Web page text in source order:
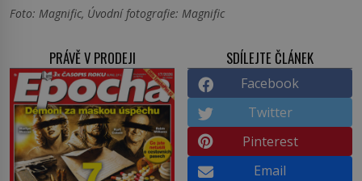
Foto: Magnific, Úvodní fotografie: Magnific
PRÁVĚ V PRODEJI SDÍLEJTE ČLÁNEK
Facebook
Twitter
Pinterest
Email